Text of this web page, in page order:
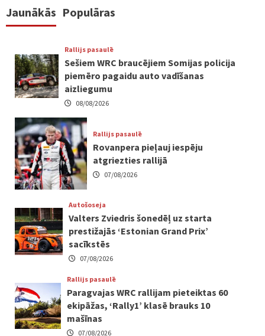
Jaunākās Populāras
Rallijs pasaulē
Sešiem WRC braucējiem Somijas policija
piemēro pagaidu auto vadīšanas
aizliegumu
08/08/2026
Rallijs pasaulē
Rovanpera pieļauj iespēju
atgriezties rallijā
07/08/2026
Autošoseja
Valters Zviedris šonedēļ uz starta
prestižajās ‘Estonian Grand Prix’
sacīkstēs
07/08/2026
Rallijs pasaulē
Paragvajas WRC rallijam pieteiktas 60
ekipāžas, ‘Rally1’ klasē brauks 10
mašīnas
07/08/2026